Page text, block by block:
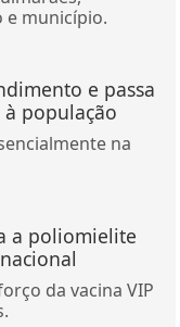
e município.
e passa
população
na
a poliomielite
da vacina VIP